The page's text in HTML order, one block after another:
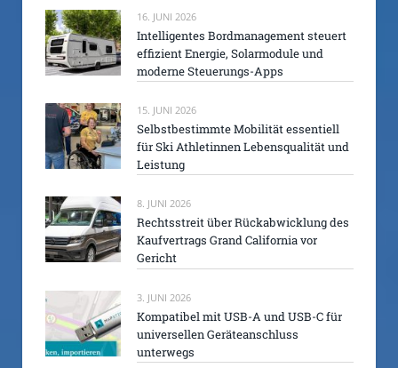
16. JUNI 2026
Intelligentes Bordmanagement steuert
effizient Energie, Solarmodule und
moderne Steuerungs-Apps
15. JUNI 2026
Selbstbestimmte Mobilität essentiell
für Ski Athletinnen Lebensqualität und
Leistung
8. JUNI 2026
Rechtsstreit über Rückabwicklung des
Kaufvertrags Grand California vor
Gericht
3. JUNI 2026
Kompatibel mit USB-A und USB-C für
universellen Geräteanschluss
unterwegs